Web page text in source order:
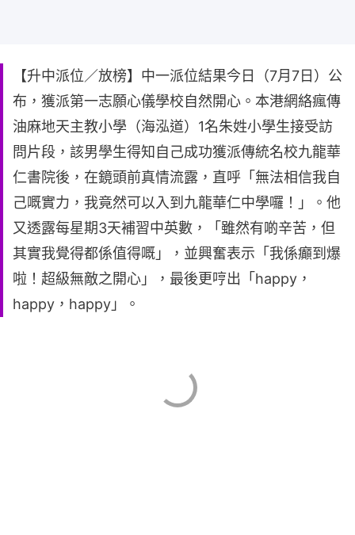
【升中派位／放榜】中一派位結果今日（7月7日）公
布，獲派第一志願心儀學校自然開心。本港網絡瘋傳
油麻地天主教小學（海泓道）1名朱姓小學生接受訪
問片段，該男學生得知自己成功獲派傳統名校九龍華
仁書院後，在鏡頭前真情流露，直呼「無法相信我自
己嘅實力，我竟然可以入到九龍華仁中學囉！」。他
又透露每星期3天補習中英數，「雖然有啲辛苦，但
其實我覺得都係值得嘅」，並興奮表示「我係癲到爆
啦！超級無敵之開心」，最後更哼出「happy，
happy，happy」。